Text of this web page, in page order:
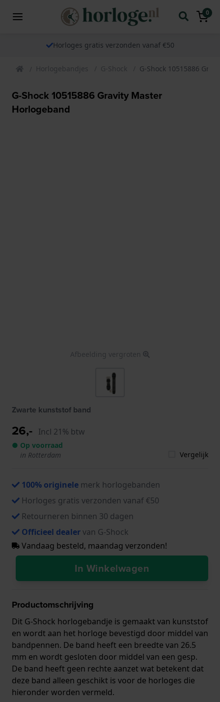
0
Horloges gratis verzonden vanaf €50
Horlogebandjes G-Shock G-Shock 10515886
G-Shock 10515886 Gravity Master
Horlogeband
Afbeelding vergroten
Zwarte kunststof band
26,- Incl 21% btw
● Op voorraad
in Rotterdam
Vergelijk
100% originele merk horlogebanden
Horloges gratis verzonden vanaf €50
Retourneren binnen 30 dagen
Officieel dealervan G-Shock
Vandaag besteld, maandag verzonden!
In Winkelwagen
Productomschrijving
Dit G-Shock horlogebandje is gemaakt van kunststof
en wordt aan het horloge bevestigd door middel van
bandpennen. De band heeft een breedte van 26.5
mm en wordt gesloten door middel van een gesp.
De band heeft geen rechte aanzet wat betekent dat
deze band alleen geschikt is voor de horloges die
hieronder worden vermeld.